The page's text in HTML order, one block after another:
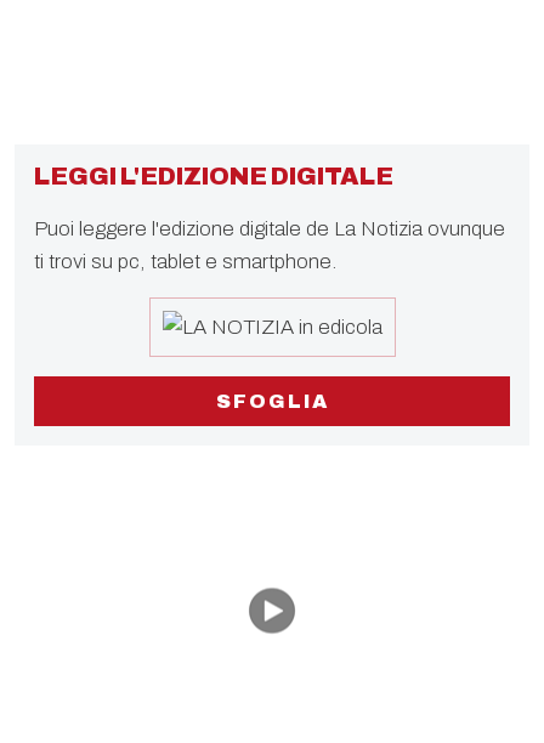
LEGGI L'EDIZIONE DIGITALE
Puoi leggere l'edizione digitale de La Notizia ovunque
ti trovi su pc, tablet e smartphone.
SFOGLIA